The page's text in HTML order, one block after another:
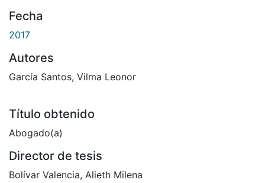
Fecha
2017
Autores
García Santos, Vilma Leonor
Título obtenido
Abogado(a)
Director de tesis
Bolívar Valencia, Alieth Milena